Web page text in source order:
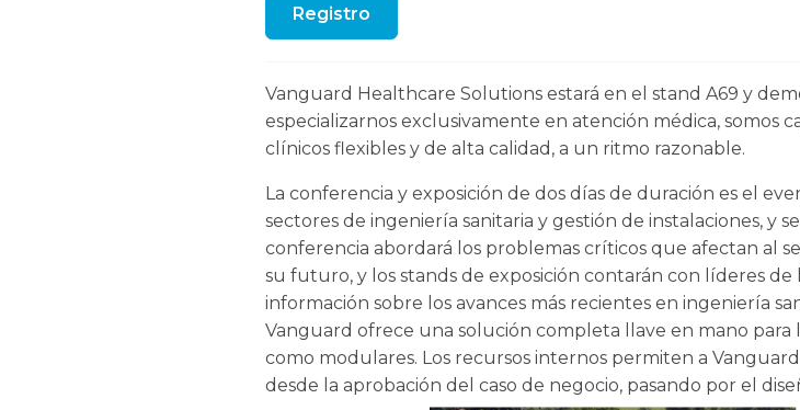
Registro
Vanguard Healthcare Solutions estará en el stand A69 y
especializarnos exclusivamente en atención médica, somos
clínicos flexibles y de alta calidad, a un ritmo razonable.
La conferencia y exposición de dos días de duración es el
sectores de ingeniería sanitaria y gestión de instalaciones, y
conferencia abordará los problemas críticos que afectan al
su futuro, y los stands de exposición contarán con líderes
información sobre los avances más recientes en ingeniería
Vanguard ofrece una solución completa llave en mano para
como modulares. Los recursos internos permiten a
desde la aprobación del caso de negocio, pasando por el